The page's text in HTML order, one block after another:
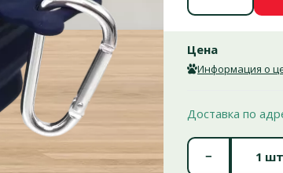
Цена
Информация о
Доставка по
−